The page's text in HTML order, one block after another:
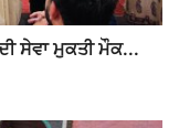
ਸੇਵਾ ਮੁਕਤੀ ਮੌਕ...